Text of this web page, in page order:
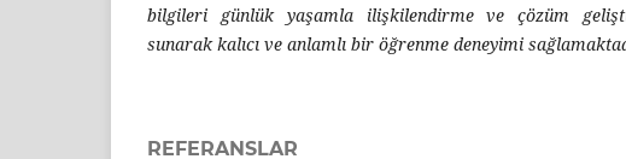
bilgileri günlük yaşamla ilişkilendirme ve çözüm
sunarak kalıcı ve anlamlı bir öğrenme deneyimi
REFERANSLAR